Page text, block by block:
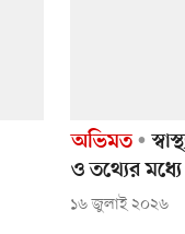
অভিমত
ও তথ্যের
১৬ জুলাই ২০২৬